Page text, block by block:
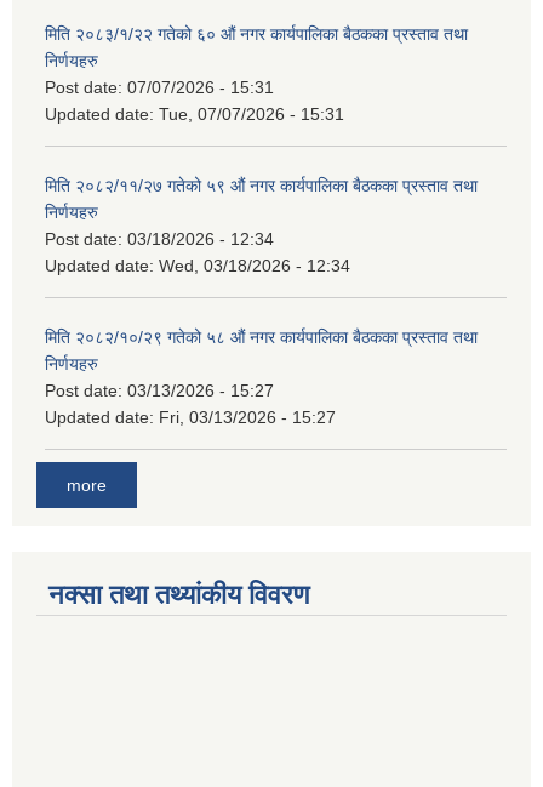
मिति २०८३/१/२२ गतेको ६० औं नगर कार्यपालिका बैठकका प्रस्ताव तथा
निर्णयहरु
Post date: 07/07/2026 - 15:31
Updated date: Tue, 07/07/2026 - 15:31
मिति २०८२/११/२७ गतेको ५९ औं नगर कार्यपालिका बैठकका प्रस्ताव तथा
निर्णयहरु
Post date: 03/18/2026 - 12:34
Updated date: Wed, 03/18/2026 - 12:34
मिति २०८२/१०/२९ गतेको ५८ औं नगर कार्यपालिका बैठकका प्रस्ताव तथा
निर्णयहरु
Post date: 03/13/2026 - 15:27
Updated date: Fri, 03/13/2026 - 15:27
more
नक्सा तथा तथ्यांकीय विवरण